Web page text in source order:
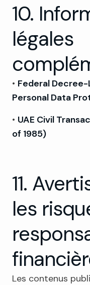
10.
légales
• Federal Decree-
Personal Data
• UAE Civil
of 1985)
11.
les
Les contenus